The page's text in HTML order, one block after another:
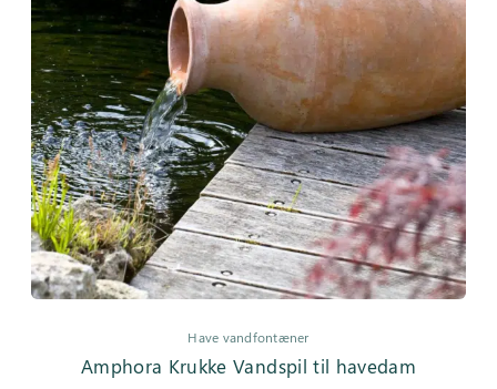
Have vandfontæner
Amphora Krukke Vandspil til havedam